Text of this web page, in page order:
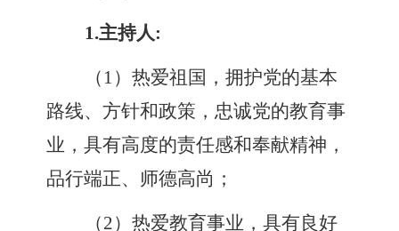
1.主持人:
（ 1） 热爱祖国，拥护党的基本
路线、方针和政策，忠诚党的教育事
业，具有高度的责任感和奉献精神，
品行端正、师德高尚 ；
（2） 热爱教育事业，具有良好